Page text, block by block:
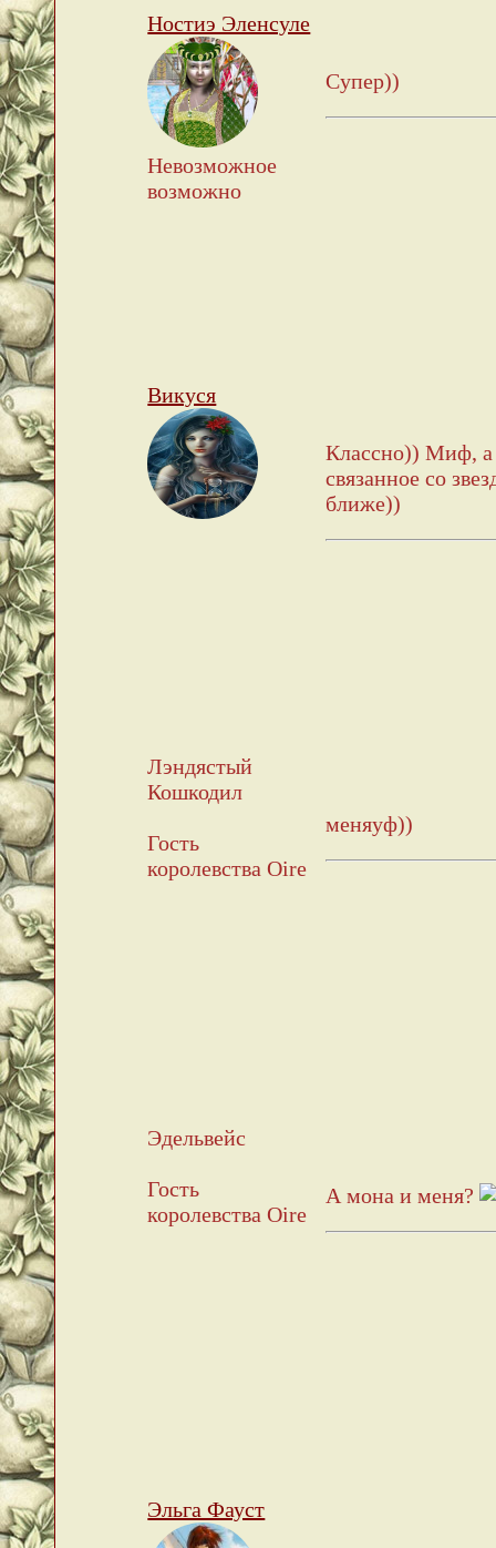
Ностиэ Эленсуле
Невозможное
возможно
Супер))
Викуся
Классно)) Миф, а
связанное со
ближе))
Лэндястый
Кошкодил
Гость
королевства Oire
меняуф))
Эдельвейс
Гость
королевства Oire
А мона и меня?
Эльга Фауст